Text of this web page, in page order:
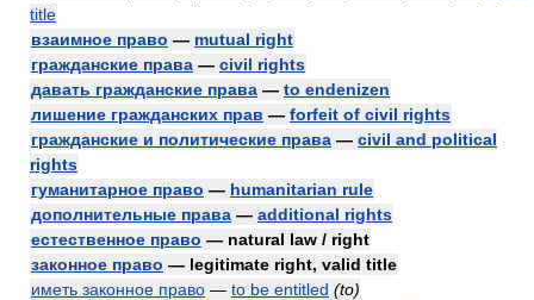
title
взаимное право — mutual right
гражданские права — civil rights
давать гражданские права — to endenizen
лишение гражданских прав — forfeit of civil rights
гражданские и политические права — civil and political
rights
гуманитарное право — humanitarian rule
дополнительные права — additional rights
естественное право — natural law / right
законное право — legitimate right, valid title
иметь законное право — to be entitled (to)